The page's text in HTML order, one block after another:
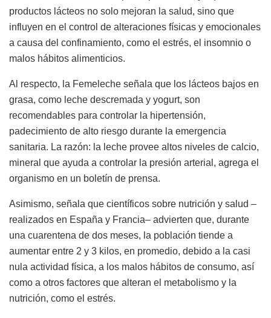
productos lácteos no solo mejoran la salud, sino que
influyen en el control de alteraciones físicas y emocionales
a causa del confinamiento, como el estrés, el insomnio o
malos hábitos alimenticios.
Al respecto, la Femeleche señala que los lácteos bajos en
grasa, como leche descremada y yogurt, son
recomendables para controlar la hipertensión,
padecimiento de alto riesgo durante la emergencia
sanitaria. La razón: la leche provee altos niveles de calcio,
mineral que ayuda a controlar la presión arterial, agrega el
organismo en un boletín de prensa.
Asimismo, señala que científicos sobre nutrición y salud –
realizados en España y Francia– advierten que, durante
una cuarentena de dos meses, la población tiende a
aumentar entre 2 y 3 kilos, en promedio, debido a la casi
nula actividad física, a los malos hábitos de consumo, así
como a otros factores que alteran el metabolismo y la
nutrición, como el estrés.